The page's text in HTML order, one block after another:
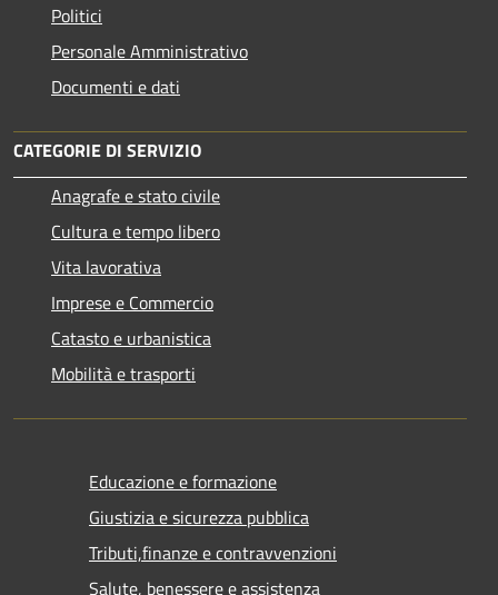
Politici
Personale Amministrativo
Documenti e dati
CATEGORIE DI SERVIZIO
Anagrafe e stato civile
Cultura e tempo libero
Vita lavorativa
Imprese e Commercio
Catasto e urbanistica
Mobilità e trasporti
Educazione e formazione
Giustizia e sicurezza pubblica
Tributi,finanze e contravvenzioni
Salute, benessere e assistenza